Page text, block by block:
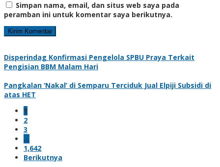
Simpan nama, email, dan situs web saya pada
peramban ini untuk komentar saya berikutnya.
Disperindag Konfirmasi Pengelola SPBU Praya Terkait
Pengisian BBM Malam Hari
Pangkalan ‘Nakal’ di Semparu Terciduk Jual Elpiji Subsidi di
atas HET
1
2
3
…
1,642
Berikutnya